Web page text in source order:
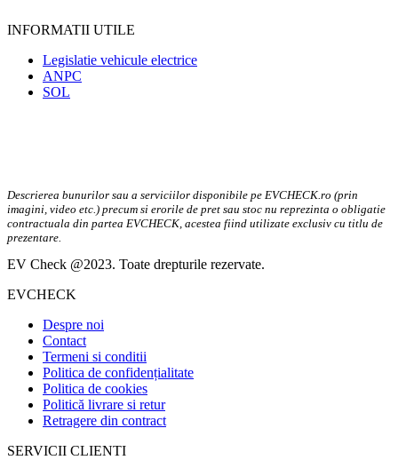
INFORMATII UTILE
Legislatie vehicule electrice
ANPC
SOL
Descrierea bunurilor sau a serviciilor disponibile pe EVCHECK.ro (prin
imagini, video etc.) precum si erorile de pret sau stoc nu reprezinta o obligatie
contractuala din partea EVCHECK, acestea fiind utilizate exclusiv cu titlu de
prezentare.
EV Check @2023. Toate drepturile rezervate.
EVCHECK
Despre noi
Contact
Termeni si conditii
Politica de confidențialitate
Politica de cookies
Politică livrare si retur
Retragere din contract
SERVICII CLIENTI